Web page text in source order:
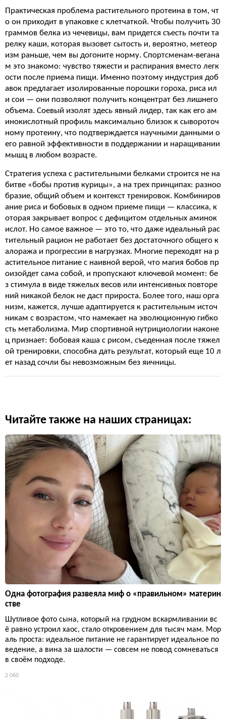
Практическая проблема растительного протеина в том, чт
о он приходит в упаковке с клетчаткой. Чтобы получить 30
граммов белка из чечевицы, вам придется съесть почти та
релку каши, которая вызовет сытость и, вероятно, метеор
изм раньше, чем вы догоните норму. Спортсменам-вегана
м это знакомо: чувство тяжести и распирания вместо легк
ости после приема пищи. Именно поэтому индустрия доб
авок предлагает изолированные порошки гороха, риса ил
и сои — они позволяют получить концентрат без лишнего
объема. Соевый изолят здесь явный лидер, так как его ам
инокислотный профиль максимально близок к сывороточ
ному протеину, что подтверждается научными данными о
его равной эффективности в поддержании и наращивании
мышц в любом возрасте.
Стратегия успеха с растительными белками строится не на
битве «бобы против курицы», а на трех принципах: разноо
бразие, общий объем и контекст тренировок. Комбиниров
ание риса и бобовых в одном приеме пищи — классика, к
оторая закрывает вопрос с дефицитом отдельных аминок
ислот. Но самое важное — это то, что даже идеальный рас
тительный рацион не работает без достаточного общего к
алоража и прогрессии в нагрузках. Многие переходят на р
астительное питание с наивной верой, что магия бобов пр
оизойдет сама собой, и пропускают ключевой момент: бе
з стимула в виде тяжелых весов или интенсивных повторе
ний никакой белок не даст прироста. Более того, наш орга
низм, кажется, лучше адаптируется к растительным источ
никам с возрастом, что намекает на эволюционную гибко
сть метаболизма. Мир спортивной нутрициологии наконе
ц признает: бобовая каша с рисом, съеденная после тяжел
ой тренировки, способна дать результат, который еще 10 л
ет назад сочли бы невозможным без яичницы.
Читайте также на наших страницах:
Одна фотография развеяла миф о «правильном» материн
стве
Шутливое фото сына, который на грудном вскармливании вс
ё равно устроил хаос, стало откровением для тысяч мам. Мор
аль проста: идеальное питание не гарантирует идеальное по
ведение, а вина за шалости — совсем не повод сомневаться
в своём подходе.
2 060